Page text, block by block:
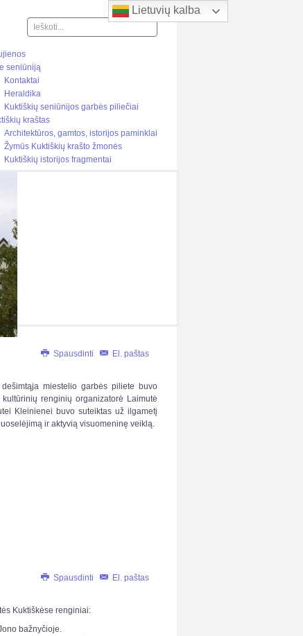
Ieškoti...
seniūniją
Kontaktai
Heraldika
Kuktiškių seniūnijos garbės piliečiai
kraštas
Architektūros, gamtos, istorijos paminklai
Žymūs Kuktiškių krašto žmonės
Kuktiškių istorijos fragmentai
Lietuvių kalba
Spausdinti El. paštas
miestelio garbės piliete buvo
renginių organizatorė Laimutė
Kleinienei buvo suteiktas už ilgametį
ir aktyvią visuomeninę veiklą.
Spausdinti El. paštas
Kuktiškėse renginiai:
bažnyčioje.